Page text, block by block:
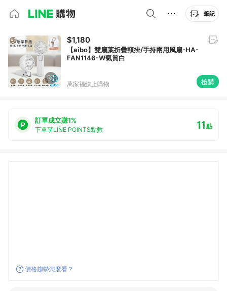
筆記
$1,180
【aibo】雙扇葉折疊頸掛/手持兩用風扇-HA-
FAN1146-W氣質白
萬家福線上購物 搶購
訂單成立賺1%
下單享LINE POINTS點數 11點
價格趨勢怎麼看？